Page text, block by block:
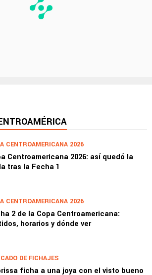
CENTROAMERICANA 2026
Centroamericana 2026: así quedó la
tras la Fecha 1
CENTROAMERICANA 2026
2 de la Copa Centroamericana:
horarios y dónde ver
DE FICHAJES
ficha a una joya con el visto bueno